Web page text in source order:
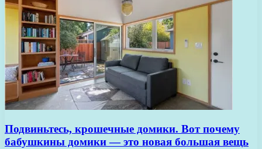
Подвиньтесь, крошечные домики. Вот почему
бабушкины домики — это новая большая вещь